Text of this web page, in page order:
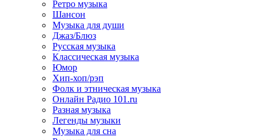
Ретро музыка
Шансон
Музыка для души
Джаз/Блюз
Русская музыка
Классическая музыка
Юмор
Хип-хоп/рэп
Фолк и этническая музыка
Онлайн Радио 101.ru
Разная музыка
Легенды музыки
Музыка для сна